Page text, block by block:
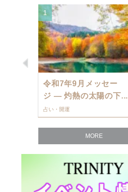
Previous
1
令和7年9月メッセー
ジ — 灼熱の太陽の下...
占い・開運
MORE